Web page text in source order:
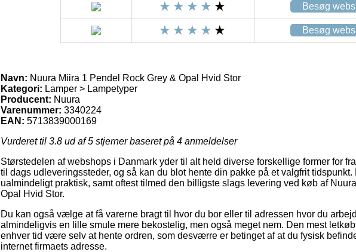
Besøg
Besøg
Navn: Nuura Miira 1 Pendel Rock Grey & Opal Hvid Stor
Kategori: Lamper > Lampetyper
Producent: Nuura
Varenummer: 3340224
EAN: 5713839000169
Vurderet til 3.8 ud af 5 stjerner baseret på 4 anmeldelser
Størstedelen af webshops i Danmark yder til alt held diverse forskellige former for
til dags udleveringssteder, og så kan du blot hente din pakke på et valgfrit tidspunkt.
ualmindeligt praktisk, samt oftest tilmed den billigste slags levering ved køb af
Opal Hvid Stor.
Du kan også vælge at få varerne bragt til hvor du bor eller til adressen hvor du
almindeligvis en lille smule mere bekostelig, men også meget nem. Den mest
enhver tid være selv at hente ordren, som desværre er betinget af at du fysisk
internet firmaets adresse.